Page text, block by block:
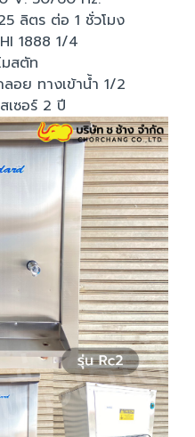
ลิตร ต่อ 1 ชั่วโมง
1888 1/4
สตัท
อย ทางเข้าน้ำ 1/2
เซอร์ 2 ปี